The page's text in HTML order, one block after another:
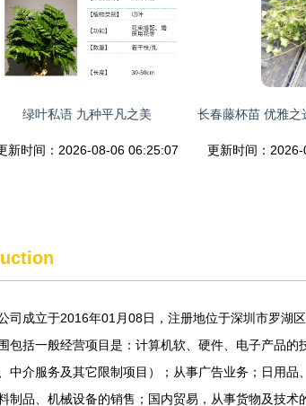
绿叶私语 九种平凡之美
新时间：2026-08-06 06:25:07 更新时间：
司成立于2016年01月08日，注册地位于深圳市罗湖
包括一般经营项目是：计算机软、硬件、电子产品的
中介服务及其它限制项目）；从事广告业务；日用
制品、机械设备的销售；国内贸易，从事货物及技